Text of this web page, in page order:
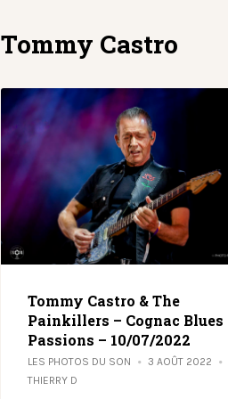
Tommy Castro
Tommy Castro & The
Painkillers – Cognac Blues
Passions – 10/07/2022
LES PHOTOS DU SON
3 AOÛT 2022
THIERRY D